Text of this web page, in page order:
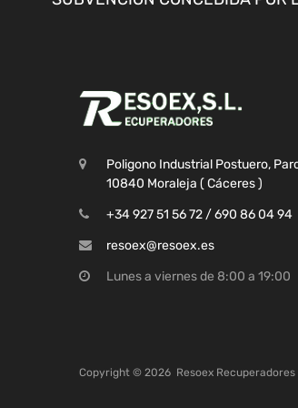
Poligono Industrial Postuero,
10840 Moraleja ( Cáceres )
+34 927 51 56 72 / 690 86 04 94
resoex@resoex.es
Lunes a viernes de 8:00 a 19:00
Copyright © 2026 Resoex Recuperadores